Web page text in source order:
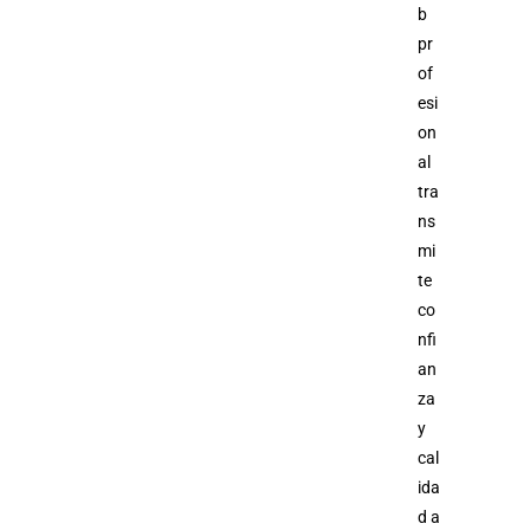
b
pr
of
esi
on
al
tra
ns
mi
te
co
nfi
an
za
y
cal
ida
d a